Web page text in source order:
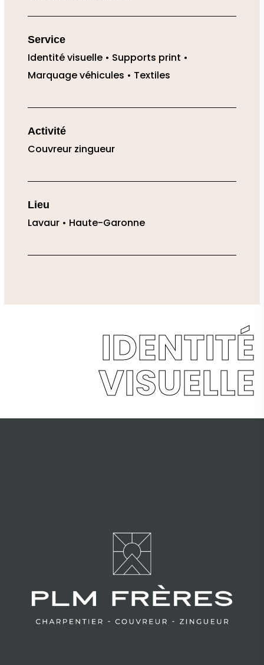
Service
Identité visuelle • Supports print •
Marquage véhicules • Textiles
Activité
Couvreur zingueur
Lieu
Lavaur • Haute-Garonne
IDENTITÉ
VISUELLE